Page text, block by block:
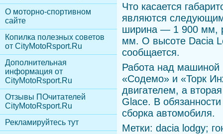
Что касается
являются
ширина — 1 900 мм,
мм. О высоте Dacia
сообщается.
Работа над машиной
«Содемо» и «Торк
двигателем, а
Glace. В
сборка автомобиля.
Метки: dacia lodgy;
О моторно-спортивном
сайте
Копилка полезных советов
от CityMotoRsport.Ru
Дополнительная
информация от
CityMotoRsport.Ru
Отзывы ПОчитателей
CityMotoRsport.Ru
Рекламируйтесь тут